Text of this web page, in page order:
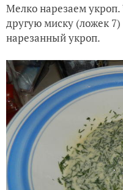
Мелко нарезаем укроп.
другую миску (ложек
нарезанный укроп.